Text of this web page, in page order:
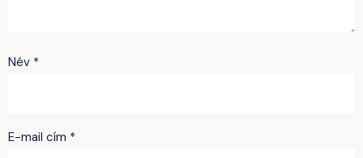
Név *
E-mail cím *